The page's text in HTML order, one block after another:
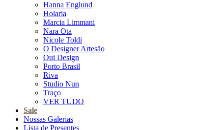
Hanna Englund
Holaria
Marcia Limmani
Nara Ota
Nicole Toldi
O Designer Artesão
Oui Design
Porto Brasil
Riva
Studio Nun
Traço
VER TUDO
Sale
Nossas Galerias
Lista de Presentes